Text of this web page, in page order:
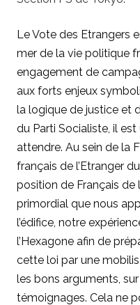
Le Vote des Etrangers
mer de la vie politique
engagement de
aux forts enjeux
la logique de justice et
du Parti Socialiste, il
attendre. Au sein de la
français de l’Etranger
position de Français de
primordial que nous
l’édifice, notre
l’Hexagone afin de
cette loi par une
les bons arguments,
témoignages. Cela ne